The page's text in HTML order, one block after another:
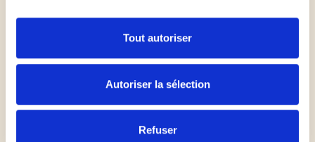
Tout autoriser
Autoriser la sélection
Refuser
Lesplusdu chef